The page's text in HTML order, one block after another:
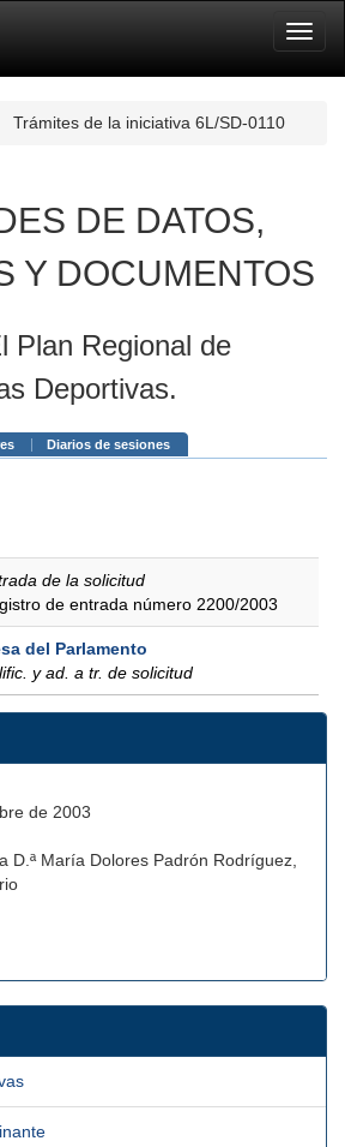
Trámites de la iniciativa 6L/SD-0110
DE DATOS,
Y DOCUMENTOS
Plan Regional de
Deportivas.
Diarios de sesiones
de la solicitud
de entrada número 2200/2003
del Parlamento
y ad. a tr. de solicitud
de 2003
D.ª María Dolores Padrón Rodríguez,